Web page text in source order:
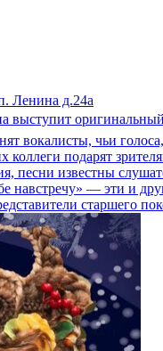
Ленина д.24а
вокалисты, чьи
подарят
песни известны
навстречу» — эти и
старшего